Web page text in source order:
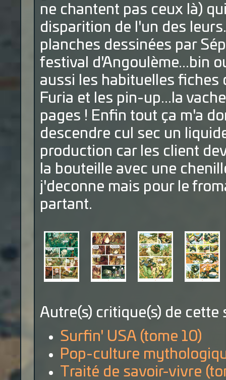
ne chantent pas ceux là)
disparition de l'un des
planches dessinées par
festival d'Angoulème...bin
aussi les habituelles fiches
Furia et les pin-up...la
pages ! Enfin tout ça m'a
descendre cul sec un
production car les client
la bouteille avec une
j'deconne mais pour le
partant.
Autre(s) critique(s) de cette
Surfin' USA (tome 10)
Pop-culture
Traité de savoir-vivre